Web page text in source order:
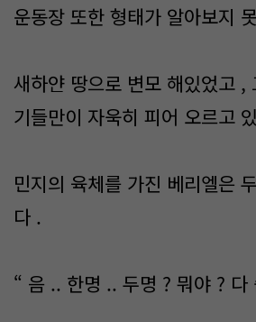
운동장 또한 형태가 알아보지
새하얀 땅으로 변모 해있었고 ,
기들만이 자욱히 피어 오르고
민지의 육체를 가진 베리엘은
다 .
“ 음 .. 한명 .. 두명 ? 뭐야 ? 다